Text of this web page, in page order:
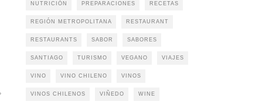
NUTRICIÓN PREPARACIONES RECETAS
REGIÓN METROPOLITANA RESTAURANT
RESTAURANTS SABOR SABORES
SANTIAGO TURISMO VEGANO VIAJES
VINO VINO CHILENO VINOS
VINOS CHILENOS VIÑEDO WINE